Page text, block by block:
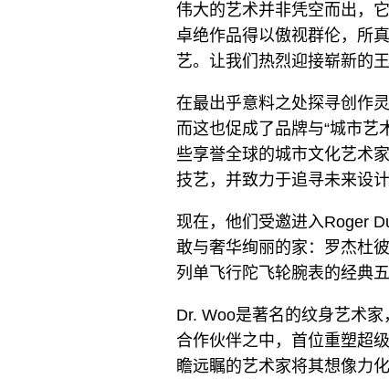
伟大的艺术并非凭空而出，
卓绝作品得以傲视群伦，所
艺。让我们热烈迎接崭新的
在最出乎意料之处探寻创作
而这也促成了品牌与“城市艺
些享誉全球的城市文化艺术
技艺，并致力于追寻未来设计
现在，他们受邀进入Roger
敢与奢华绚丽的家：罗杰杜
列单飞行陀飞轮腕表的经典五
Dr. Woo是著名的纹身艺术
合作伙伴之中，首位重塑超
瞻远瞩的艺术家将其想像力